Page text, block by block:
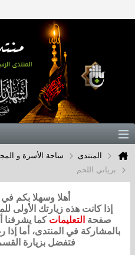
المنتدى ساحة الأسرة و
برياني اللحم
أهلا وسهلا بكم في
إذا كانت هذه زيارتك الأولى
صفحة التعليمات كما يشرفنا
بالمشاركة في المنتدى، أما إذا
فتفضل بزيارة